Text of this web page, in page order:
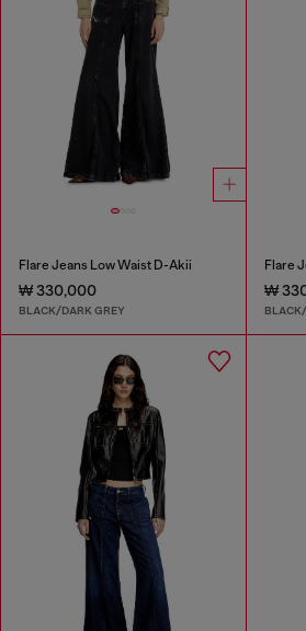
Flare Jeans Low Waist D-Akii
₩ 330,000
BLACK/DARK GREY
₩